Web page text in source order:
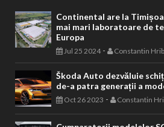
Continental are la
mai mari laboratoare de
Europa
Jul 25 2024- Constantin
Škoda Auto dezvăluie
de-a patra generații a
Oct 26 2023 - Constantin